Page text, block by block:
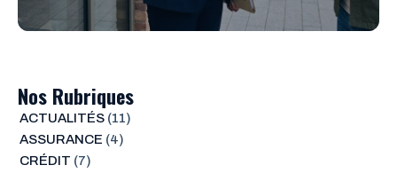
Nos Rubriques
ACTUALITÉS(11)
ASSURANCE (4)
CRÉDIT (7)